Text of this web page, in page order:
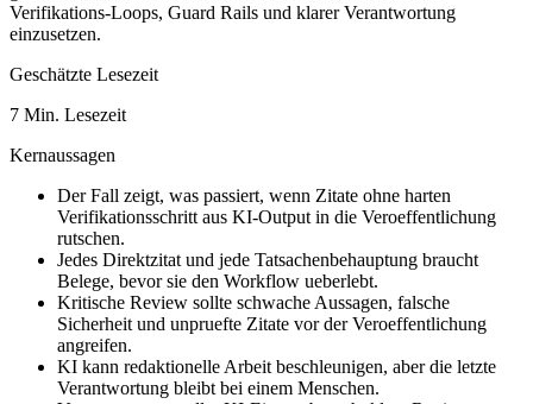
Verifikations-Loops, Guard Rails und klarer Verantwortung
einzusetzen.
Geschätzte Lesezeit
7 Min. Lesezeit
Kernaussagen
Der Fall zeigt, was passiert, wenn Zitate ohne harten
Verifikationsschritt aus KI-Output in die Veroeffentlichung
rutschen.
Jedes Direktzitat und jede Tatsachenbehauptung braucht
Belege, bevor sie den Workflow ueberlebt.
Kritische Review sollte schwache Aussagen, falsche
Sicherheit und unpruefte Zitate vor der Veroeffentlichung
angreifen.
KI kann redaktionelle Arbeit beschleunigen, aber die letzte
Verantwortung bleibt bei einem Menschen.